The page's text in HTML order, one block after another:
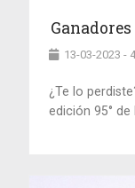
Ganadores
13-03-2023 -
¿Te lo
edición 95° de